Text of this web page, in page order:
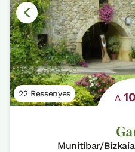
22 Ressenyes A 10
Munitibar/Bizkaia